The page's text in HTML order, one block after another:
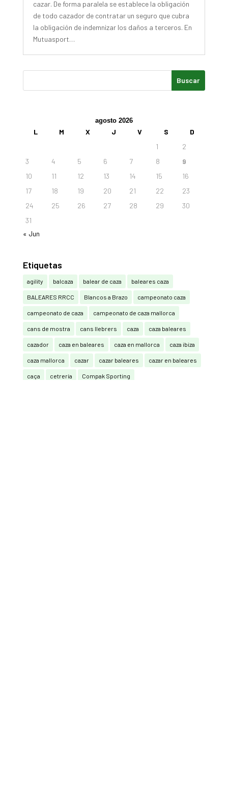
cazar. De forma paralela se establece la obligación
de todo cazador de contratar un seguro que cubra
la obligación de indemnizar los daños a terceros. En
Mutuasport…
agosto 2026
L M X J V S
D
1
2
3
4 5 6 7 8
9
10
11 12 13 14 15
16
17
18 19 20 21 22
23
24
25 26 27 28 29
30
31
« Jun
Etiquetas
agility balcaza balear de caza baleares caza
BALEARES RRCC Blancos a Brazo campeonato caza
campeonato de caza campeonato de caza mallorca
cans de mostra cans llebrers caza caza baleares
cazador caza en baleares caza en mallorca caza ibiza
caza mallorca cazar cazar baleares cazar en baleares
caça cetrería Compak Sporting